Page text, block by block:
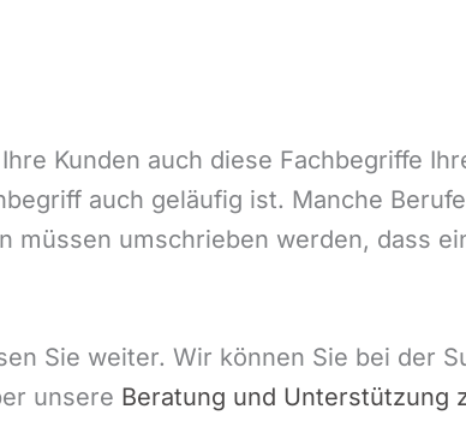
Kunden auch diese Fachbegriffe
auch geläufig ist. Manche
müssen umschrieben werden, dass
Sie weiter. Wir können Sie bei der
unsere Beratung und Unterstützung